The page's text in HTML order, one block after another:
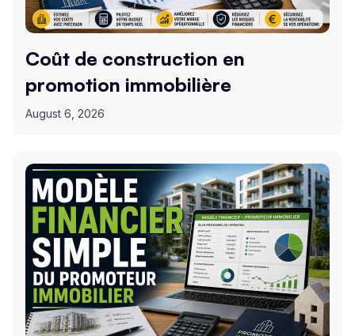
Coût de construction en
promotion immobilière
August 6, 2026